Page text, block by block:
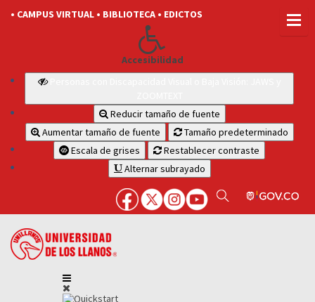
• CAMPUS VIRTUAL • BIBLIOTECA • EDICTOS
Accesibilidad
Reducir tamaño de fuente
Aumentar tamaño de fuente
Tamaño predeterminado
Escala de grises
Restablecer contraste
Alternar subrayado